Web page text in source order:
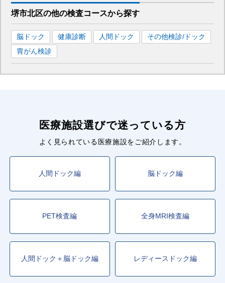
堺市北区の他の検査コースから探す
脳ドック 健康診断 人間ドック
その他検診/ドック
胃がん検診
医療施設選びで迷っている方
よく見られている医療施設をご紹介します。
人間ドック編 脳ドック編
PET検査編 全身MRI検査編
人間ドック＋脳ドック編 レディースドック編